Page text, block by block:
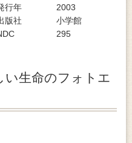
行年
2003
版社
小学館
295
い生命のフォトエ